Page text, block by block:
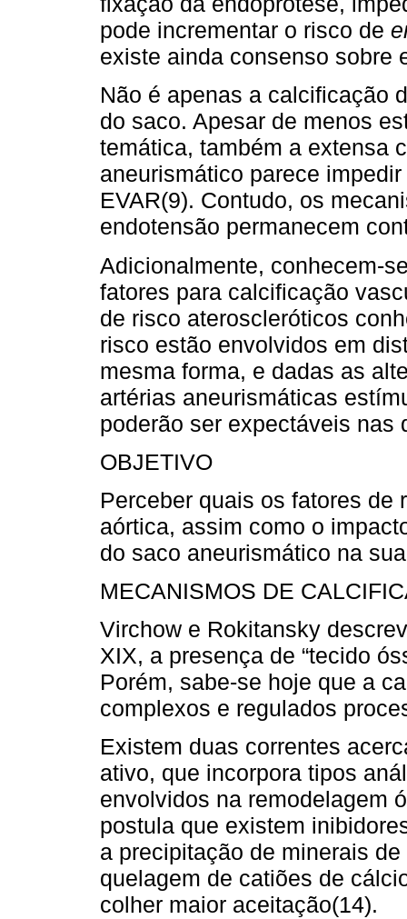
pode incrementar o risco de
existe ainda consenso sobre
Não é apenas a calcificação
do saco. Apesar de menos
temática, também a extensa
aneurismático parece
EVAR(9). Contudo, os
endotensão permanecem
Adicionalmente, conhecem-
fatores para calcificação
de risco ateroscleróticos
risco estão envolvidos em
mesma forma, e dadas as
artérias aneurismá­ticas
poderão ser expectáveis nas
OBJETIVO
Perceber quais os fatores
aórtica, assim como o
do saco aneurismático na
MECANISMOS DE
Virchow e Rokitansky
XIX, a presença de “tecido
Porém, sabe-se hoje que a
complexos e regulados
Existem duas correntes
ativo, que incorpora tipos
envolvidos na remodelagem
postula que existem
a precipitação de minerais
quelagem de catiões de
colher maior aceitação(14).